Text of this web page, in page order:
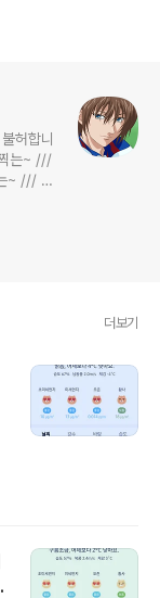
허합니
는~ ///
~ /// 고
老巨
더보기